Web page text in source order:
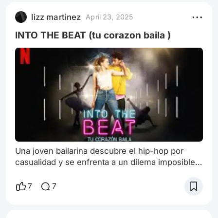
Inglaterra. Aunque la serie se ambienta en una
isla ficticia basada en Anglesey, Gales, las
escenas interiores y exteriores fueron rodadas
lizz martinez April 23, 2025
INTO THE BEAT (tu corazon baila )
Una joven bailarina descubre el hip-hop por
casualidad y se enfrenta a un dilema imposible:
nueva pasión. "Into the Beat: Tu corazón baila"
7 7